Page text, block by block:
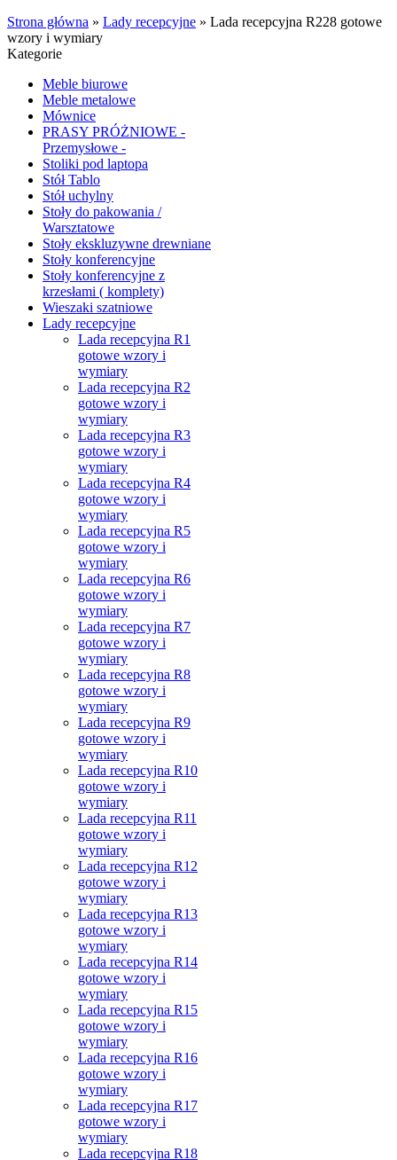
Strona główna » Lady recepcyjne » Lada recepcyjna R228 gotowe
wzory i wymiary
Kategorie
Meble biurowe
Meble metalowe
Mównice
PRASY PRÓŻNIOWE -
Przemysłowe -
Stoliki pod laptopa
Stół Tablo
Stół uchylny
Stoły do pakowania /
Warsztatowe
Stoły ekskluzywne drewniane
Stoły konferencyjne
Stoły konferencyjne z
krzesłami ( komplety)
Wieszaki szatniowe
Lady recepcyjne
Lada recepcyjna R1
gotowe wzory i
wymiary
Lada recepcyjna R2
gotowe wzory i
wymiary
Lada recepcyjna R3
gotowe wzory i
wymiary
Lada recepcyjna R4
gotowe wzory i
wymiary
Lada recepcyjna R5
gotowe wzory i
wymiary
Lada recepcyjna R6
gotowe wzory i
wymiary
Lada recepcyjna R7
gotowe wzory i
wymiary
Lada recepcyjna R8
gotowe wzory i
wymiary
Lada recepcyjna R9
gotowe wzory i
wymiary
Lada recepcyjna R10
gotowe wzory i
wymiary
Lada recepcyjna R11
gotowe wzory i
wymiary
Lada recepcyjna R12
gotowe wzory i
wymiary
Lada recepcyjna R13
gotowe wzory i
wymiary
Lada recepcyjna R14
gotowe wzory i
wymiary
Lada recepcyjna R15
gotowe wzory i
wymiary
Lada recepcyjna R16
gotowe wzory i
wymiary
Lada recepcyjna R17
gotowe wzory i
wymiary
Lada recepcyjna R18